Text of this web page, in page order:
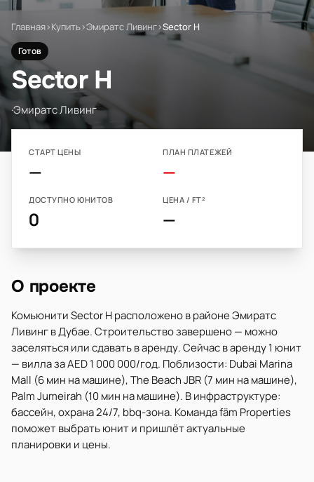
Главная›Купить›Эмиратс Ливинг›Sector H
Готов
Sector H
·Эмиратс Ливинг
СТАРТ ЦЕНЫ
—
ПЛАН ПЛАТЕЖЕЙ
—
ДОСТУПНО ЮНИТОВ
0
ЦЕНА / FT²
—
О проекте
Комьюнити Sector H расположено в районе Эмиратс
Ливинг в Дубае. Строительство завершено — можно
заселяться или сдавать в аренду. Сейчас в аренду 1 юнит
— вилла за AED 1 000 000/год. Поблизости: Dubai Marina
Mall (6 мин на машине), The Beach JBR (7 мин на машине),
Palm Jumeirah (10 мин на машине). В инфраструктуре:
бассейн, охрана 24/7, bbq-зона. Команда fäm Properties
поможет выбрать юнит и пришлёт актуальные
планировки и цены.